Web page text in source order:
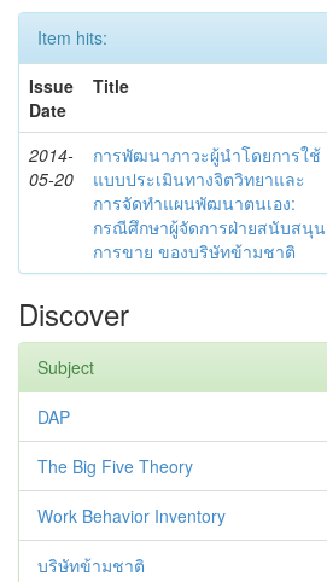
Item hits:
Issue
Date
Title
2014-
05-20
การพัฒนาภาวะผู้นำโดยการใช้
แบบประเมินทางจิตวิทยาและ
การจัดทำแผนพัฒนาตนเอง:
กรณีศึกษาผู้จัดการฝ่ายสนับสนุน
การขาย ของบริษัทข้ามชาติ
Discover
Subject
DAP
The Big Five Theory
Work Behavior Inventory
บริษัทข้ามชาติ